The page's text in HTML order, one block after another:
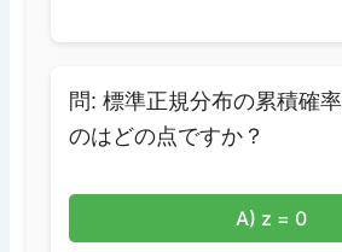
問: 標準正規分布の累積確
のはどの点ですか？
A) z = 0